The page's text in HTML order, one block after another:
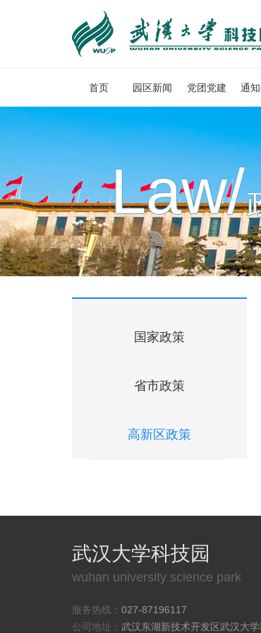
首页 园区新闻 党团党建 通
Law/
国家政策
省市政策
高新区政策
武汉大学科技园
wuhan university science park
服务热线： 027-87196117
公司地址： 武汉东湖新技术开发区武汉大